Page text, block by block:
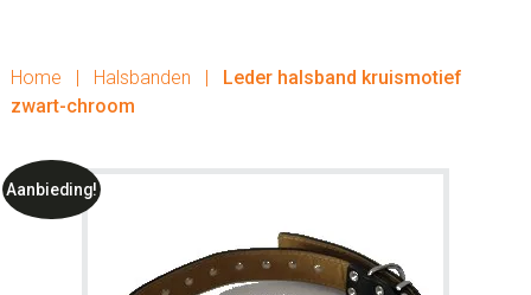
Home | Halsbanden |
Leder halsband kruismotief
zwart-chroom
Aanbieding!